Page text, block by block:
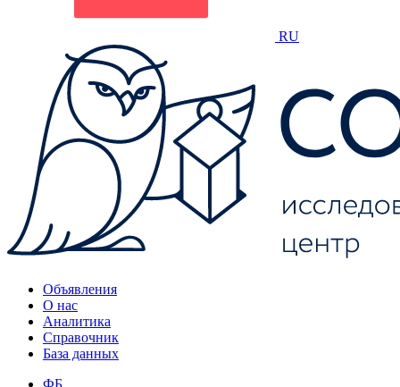
RU
Объявления
О нас
Аналитика
Справочник
База данных
ФБ